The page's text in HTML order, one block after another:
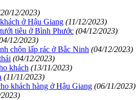
12/2023)
ở Hậu Giang (11/12/2023)
tiêu ở Bình Phước (04/12/2023)
12/2023)
chôn lấp rác ở Bắc Ninh (04/12/2023)
(04/12/2023)
khách (13/11/2023)
(11/11/2023)
khách hàng ở Hậu Giang (06/11/2023)